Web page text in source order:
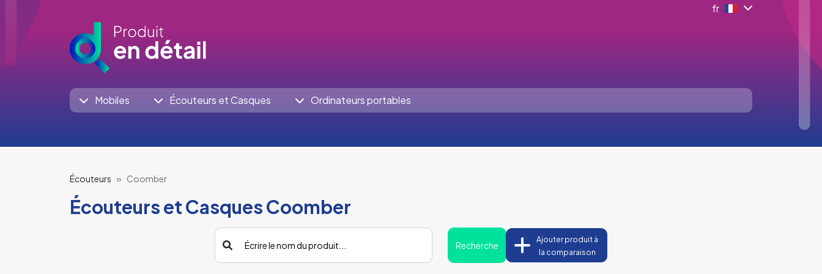
fr
Mobiles Écouteurs et Casques Ordinateurs portables
Écouteurs Coomber
Écouteurs et Casques Coomber
Recherche
Ajouter produit à
la comparaison